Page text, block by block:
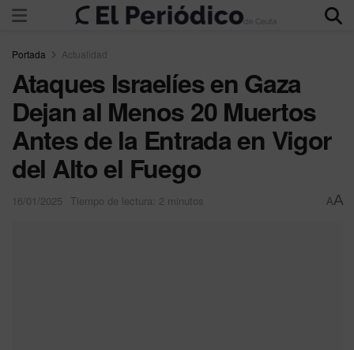
Portada Actualidad
Ataques Israelíes en Gaza
Dejan al Menos 20 Muertos
Antes de la Entrada en Vigor
del Alto el Fuego
16/01/2025 Tiempo de lectura: 2 minutos AA